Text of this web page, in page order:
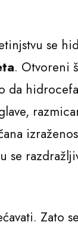
se
. Otvoreni
da
se
Zato